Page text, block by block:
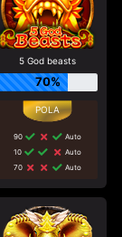
5 God beasts
70%
90
Auto
10
Auto
70
Auto